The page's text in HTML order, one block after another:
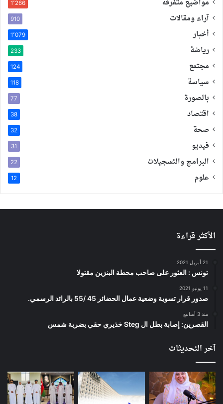
مواضيع متفرقة 1٬266
آراء ومقالات 910
أخبار 1٬079
رياضة 233
مجتمع 124
سياسة 118
بالصورة 77
اقتصاد 38
صحة 32
فيديو 31
البرامج والتسجيلات 22
علوم 12
الأكثر قراءة
21 أبريل 2021
تونس : العثور على صاحب محطة البنزين مقتولا
11 يونيو 2021
صدور قرار تسوية وضعية عمال الحضائر 45 /55 بالرائد الرسمي.
منذ 3 أسابيع
القصرين: إصابة بطل ال Steg خذيري حقي بضربة شمس
آخر التحديثات